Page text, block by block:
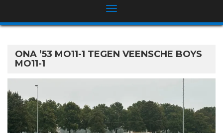
ONA ’53 MO11-1 TEGEN VEENSCHE BOYS
MO11-1